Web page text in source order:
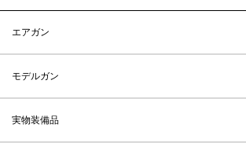
エアガン
モデルガン
実物装備品